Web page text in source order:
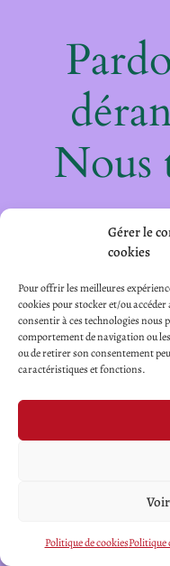
Gérer le
cookies
Pour offrir les meilleures
cookies pour stocker et/ou
consentir à ces technologies nous
comportement de navigation ou
ou de retirer son consentement
caractéristiques et fonctions.
Politique de cookiesPolitique
Nous
sur
de